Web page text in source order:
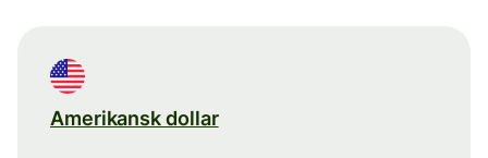
Amerikansk dollar